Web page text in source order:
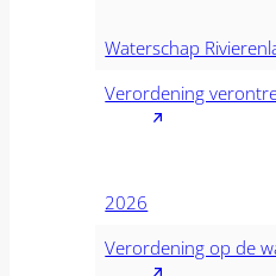
Waterschap
Verordening
2026
Verordening op de